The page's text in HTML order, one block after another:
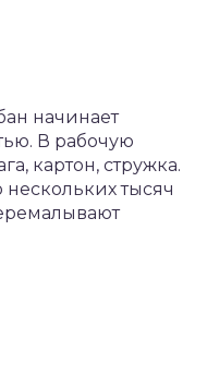
начинает
В рабочую
картон, стружка.
нескольких тысяч